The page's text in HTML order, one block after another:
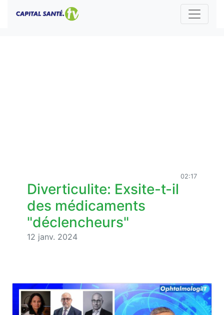
02:17
Diverticulite: Exsite-t-il
des médicaments
"déclencheurs"
12 janv. 2024